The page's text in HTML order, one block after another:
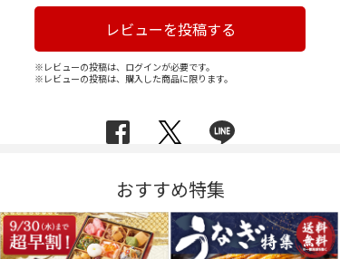
レビューを投稿する
※レビューの投稿は、ログインが必要です。
※レビューの投稿は、購入した商品に限ります。
おすすめ特集